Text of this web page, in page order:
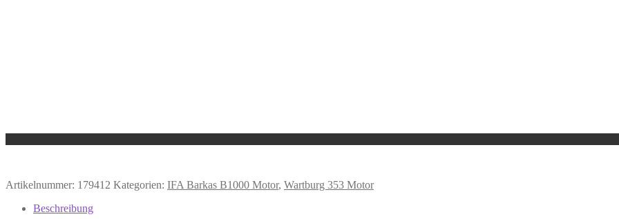
Artikelnummer: 179412 Kategorien: IFA Barkas B1000 Motor, Wartburg 353 Motor
Beschreibung